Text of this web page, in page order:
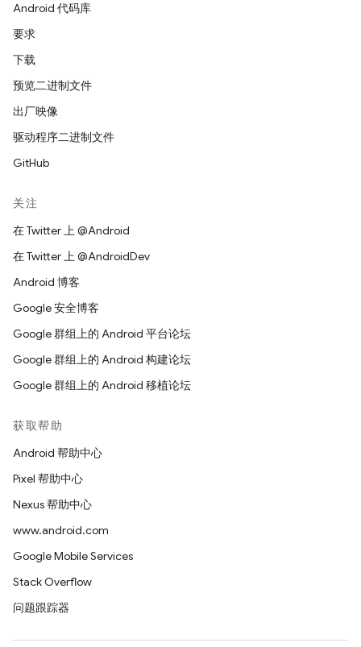
Android 代码库
要求
下载
预览二进制文件
出厂映像
驱动程序二进制文件
GitHub
关注
在 Twitter 上 @Android
在 Twitter 上 @AndroidDev
Android 博客
Google 安全博客
Google 群组上的 Android 平台论坛
Google 群组上的 Android 构建论坛
Google 群组上的 Android 移植论坛
获取帮助
Android 帮助中心
Pixel 帮助中心
Nexus 帮助中心
www.android.com
Google Mobile Services
Stack Overflow
问题跟踪器